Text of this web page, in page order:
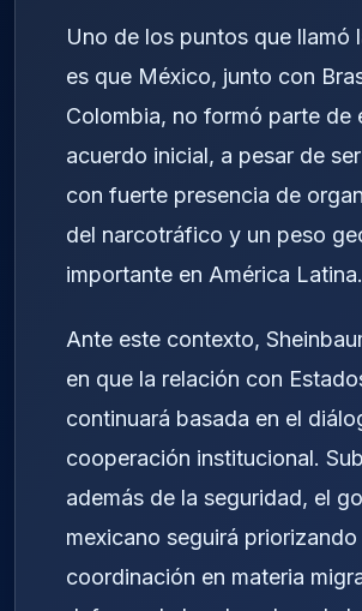
Uno de los puntos que llamó
es que México, junto con
Colombia, no formó parte de
acuerdo inicial, a pesar de
con fuerte presencia de
del narcotráfico y un peso
importante en América Latina.
Ante este contexto,
en que la relación con
continuará basada en el
cooperación institucional.
además de la seguridad, el
mexicano seguirá priorizando
coordinación en materia